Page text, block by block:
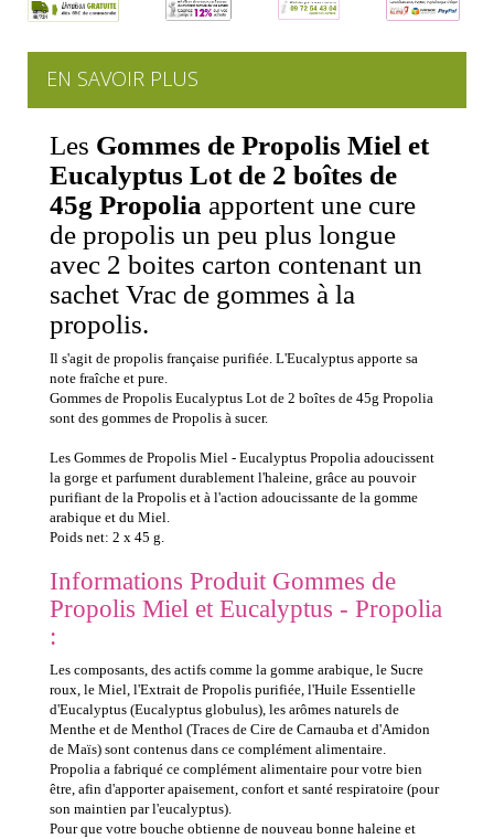
EN SAVOIR PLUS
Les Gommes de Propolis Miel et
Eucalyptus Lot de 2 boîtes de
45g Propolia apportent une cure
de propolis un peu plus longue
avec 2 boites carton contenant un
sachet Vrac de gommes à la
propolis.
Il s'agit de propolis française purifiée. L'Eucalyptus apporte sa
note fraîche et pure.
Gommes de Propolis Eucalyptus Lot de 2 boîtes de 45g Propolia
sont des gommes de Propolis à sucer.
Les Gommes de Propolis Miel - Eucalyptus Propolia adoucissent
la gorge et parfument durablement l'haleine, grâce au pouvoir
purifiant de la Propolis et à l'action adoucissante de la gomme
arabique et du Miel.
Poids net: 2 x 45 g.
Informations Produit Gommes de
Propolis Miel et Eucalyptus - Propolia
:
Les composants, des actifs comme la gomme arabique, le Sucre
roux, le Miel, l'Extrait de Propolis purifiée, l'Huile Essentielle
d'Eucalyptus (Eucalyptus globulus), les arômes naturels de
Menthe et de Menthol (Traces de Cire de Carnauba et d'Amidon
de Maïs) sont contenus dans ce complément alimentaire.
Propolia a fabriqué ce complément alimentaire pour votre bien
être, afin d'apporter apaisement, confort et santé respiratoire (pour
son maintien par l'eucalyptus).
Pour que votre bouche obtienne de nouveau bonne haleine et